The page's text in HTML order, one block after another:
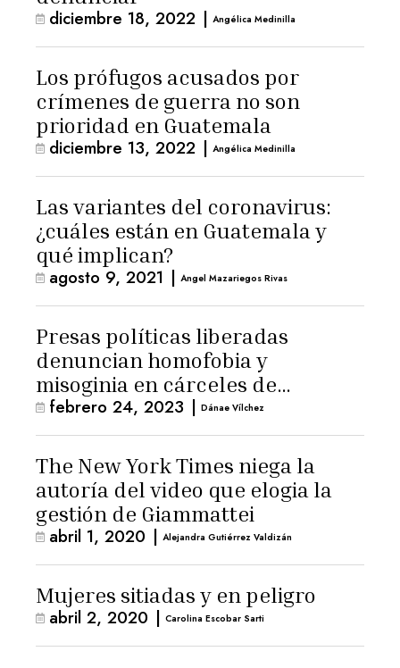
diciembre 18, 2022 | Angélica Medinilla
Los prófugos acusados por
crímenes de guerra no son
prioridad en Guatemala
diciembre 13, 2022 | Angélica Medinilla
Las variantes del coronavirus:
¿cuáles están en Guatemala y
qué implican?
agosto 9, 2021 | Angel Mazariegos Rivas
Presas políticas liberadas
denuncian homofobia y
misoginia en cárceles de
Nicaragua
febrero 24, 2023 | Dánae Vílchez
The New York Times niega la
autoría del video que elogia la
gestión de Giammattei
abril 1, 2020 | Alejandra Gutiérrez Valdizán
Mujeres sitiadas y en peligro
abril 2, 2020 | Carolina Escobar Sarti